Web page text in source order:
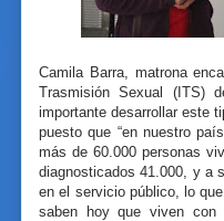
Camila Barra, matrona
Trasmisión Sexual (ITS)
importante desarrollar este
puesto que “en nuestro
más de 60.000 personas
diagnosticados 41.000, y a
en el servicio público, lo
saben hoy que viven con